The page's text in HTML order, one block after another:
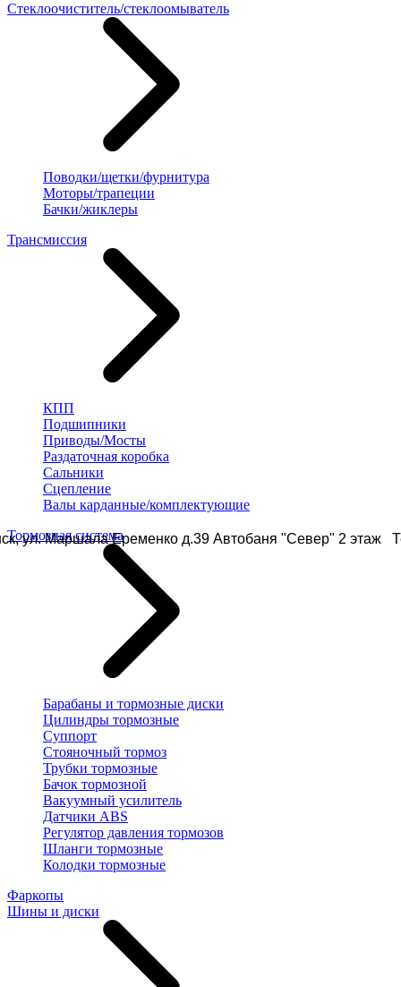
ул. Маршала Еременко д.39 Автобаня "Север" 2 этаж
Стеклоочиститель/стеклоомыватель
Поводки/щетки/фурнитура
Моторы/трапеции
Бачки/жиклеры
Трансмиссия
КПП
Подшипники
Приводы/Мосты
Раздаточная коробка
Сальники
Сцепление
Валы карданные/комплектующие
Тормозная система
Барабаны и тормозные диски
Цилиндры тормозные
Суппорт
Стояночный тормоз
Трубки тормозные
Бачок тормозной
Вакуумный усилитель
Датчики ABS
Регулятор давления тормозов
Шланги тормозные
Колодки тормозные
Фаркопы
Шины и диски